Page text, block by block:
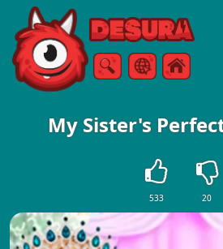
Free Online Games
RicercaMenù
My Sister's
533 20